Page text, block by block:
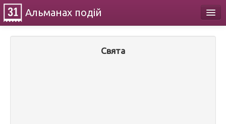
Альманах подій
Свята